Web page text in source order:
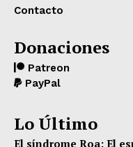
Contacto
Donaciones
Patreon
PayPal
Lo Último
El síndrome Roa: El